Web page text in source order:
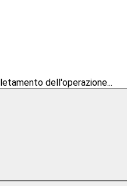
dell'operazione...